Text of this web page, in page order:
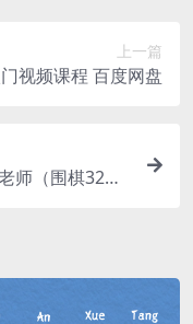
上一篇
视频课程 百度网盘
师（围棋32课